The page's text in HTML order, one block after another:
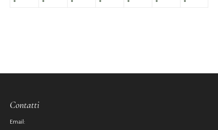
Contatti
Email: